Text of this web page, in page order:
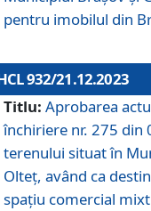
pentru imobilul din
932/21.12.2023
Titlu: Aprobarea
închiriere nr. 275 din
terenului situat în
Olteț, având ca
spațiu comercial